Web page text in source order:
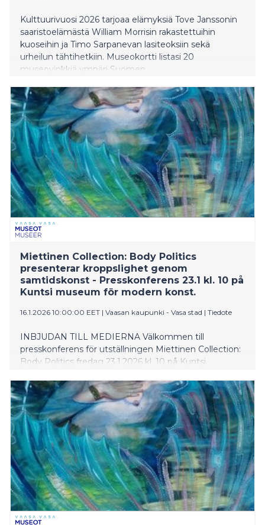
Kulttuurivuosi 2026 tarjoaa elämyksiä Tove Janssonin
saaristoelämästä William Morrisin rakastettuihin
kuoseihin ja Timo Sarpanevan lasiteoksiin sekä
urheilun tähtihetkiin. Museokortti listasi 20
museovinkkiä ympäri Suomen.
Miettinen Collection: Body Politics
presenterar kroppslighet genom
samtidskonst - Presskonferens 23.1 kl. 10 på
Kuntsi museum för modern konst.
16.1.2026 10:00:00 EET | Vaasan kaupunki - Vasa stad | Tiedote
INBJUDAN TILL MEDIERNA Välkommen till
presskonferens för utställningen Miettinen Collection:
Body Politics fredag 23.1.2026 kl. 10 på Kuntsi
65100 Vasa. På plats är konstsamlaren Timo Miettinen,
verkställande direktör Riina Kylätasku, utställningschef
Maaria Salo och amanuenserna Noora Lehtovuori och
Janna Sirén från Vasas museer. Förfrågningar om
intervjuer och mer information: Utställningschef
Maaria Salo, Vasas museer, tfn +358 40 3537377,
maaria.salo@vasa.fi Efter presskonferensen går det
att komma överens om intervjuer. Representanter för
medierna kan boka en separat tid för att bekanta sig
med utställningen. Under veckoslutet då
utställningens vernissage äger rum håller Timo